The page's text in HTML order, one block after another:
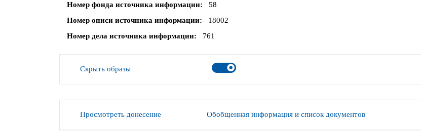
Номер фонда источника информации
58
Номер описи источника информации
18002
Номер дела источника информации
761
Скрыть образы
Просмотреть донесение Обобщенная информация и список документов